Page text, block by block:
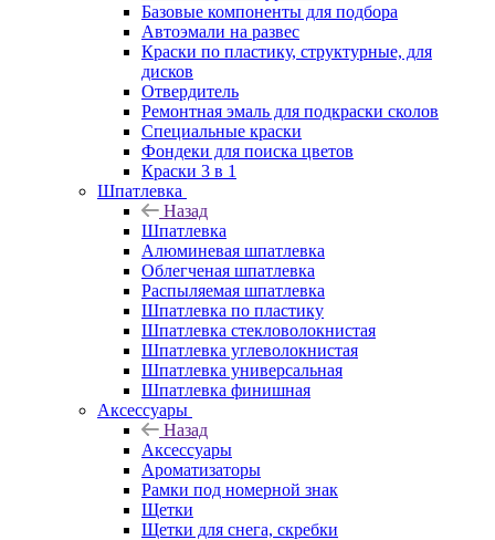
Базовые компоненты для подбора
Автоэмали на развес
Краски по пластику, структурные, для
дисков
Отвердитель
Ремонтная эмаль для подкраски сколов
Специальные краски
Фондеки для поиска цветов
Краски 3 в 1
Шпатлевка
Назад
Шпатлевка
Алюминевая шпатлевка
Облегченая шпатлевка
Распыляемая шпатлевка
Шпатлевка по пластику
Шпатлевка стекловолокнистая
Шпатлевка углеволокнистая
Шпатлевка универсальная
Шпатлевка финишная
Аксессуары
Назад
Аксессуары
Ароматизаторы
Рамки под номерной знак
Щетки
Щетки для снега, скребки